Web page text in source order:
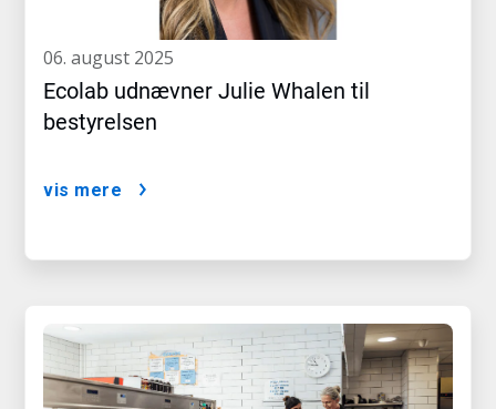
06. august 2025
Ecolab udnævner Julie Whalen til
bestyrelsen
vis mere